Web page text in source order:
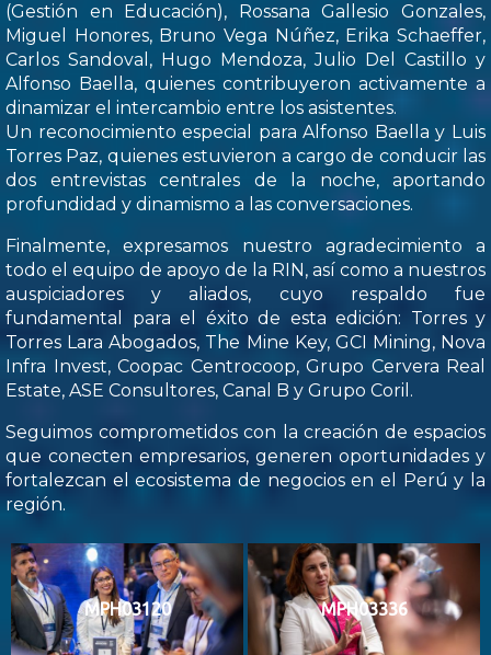
(Gestión en Educación), Rossana Gallesio Gonzales,
Miguel Honores, Bruno Vega Núñez, Erika Schaeffer,
Carlos Sandoval, Hugo Mendoza, Julio Del Castillo y
Alfonso Baella, quienes contribuyeron activamente a
dinamizar el intercambio entre los asistentes.
Un reconocimiento especial para Alfonso Baella y Luis
Torres Paz, quienes estuvieron a cargo de conducir las
dos entrevistas centrales de la noche, aportando
profundidad y dinamismo a las conversaciones.
Finalmente, expresamos nuestro agradecimiento a
todo el equipo de apoyo de la RIN, así como a nuestros
auspiciadores y aliados, cuyo respaldo fue
fundamental para el éxito de esta edición: Torres y
Torres Lara Abogados, The Mine Key, GCI Mining, Nova
Infra Invest, Coopac Centrocoop, Grupo Cervera Real
Estate, ASE Consultores, Canal B y Grupo Coril.
Seguimos comprometidos con la creación de espacios
que conecten empresarios, generen oportunidades y
fortalezcan el ecosistema de negocios en el Perú y la
región.
MPH03120 MPH03336